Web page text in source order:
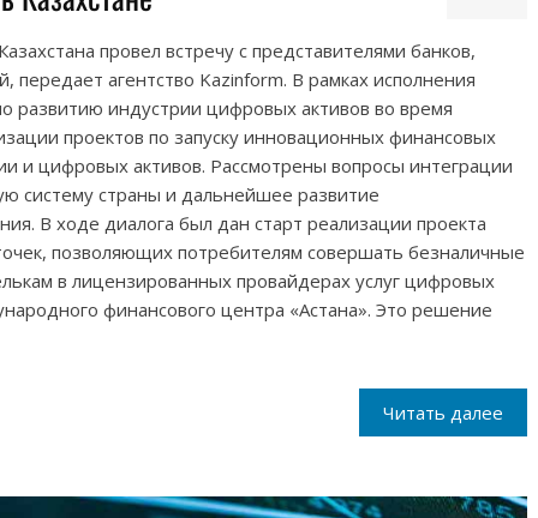
провел встречу с представителями банков,
передает агентство Kazinform. В рамках исполнения
развитию индустрии цифровых активов во время
проектов по запуску инновационных финансовых
и цифровых активов. Рассмотрены вопросы интеграции
систему страны и дальнейшее развитие
В ходе диалога был дан старт реализации проекта
позволяющих потребителям совершать безналичные
в лицензированных провайдерах услуг цифровых
финансового центра «Астана». Это решение
Читать далее